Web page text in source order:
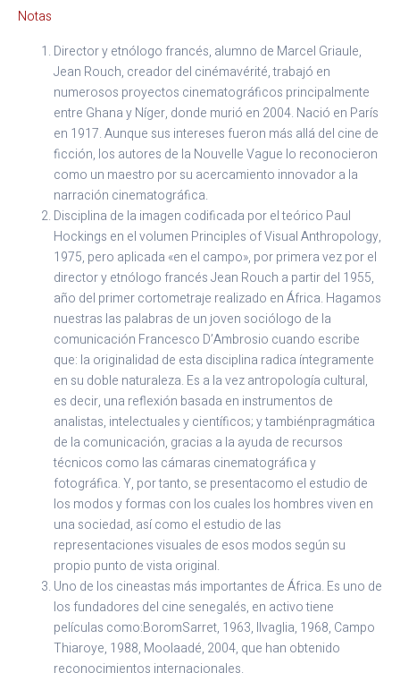
Notas
Director y etnólogo francés, alumno de Marcel Griaule,
Jean Rouch, creador del cinémavérité, trabajó en
numerosos proyectos cinematográficos principalmente
entre Ghana y Níger, donde murió en 2004. Nació en París
en 1917. Aunque sus intereses fueron más allá del cine de
ficción, los autores de la Nouvelle Vague lo reconocieron
como un maestro por su acercamiento innovador a la
narración cinematográfica.
Disciplina de la imagen codificada por el teórico Paul
Hockings en el volumen Principles of Visual Anthropology,
1975, pero aplicada «en el campo», por primera vez por el
director y etnólogo francés Jean Rouch a partir del 1955,
año del primer cortometraje realizado en África. Hagamos
nuestras las palabras de un joven sociólogo de la
comunicación Francesco D’Ambrosio cuando escribe
que: la originalidad de esta disciplina radica íntegramente
en su doble naturaleza. Es a la vez antropología cultural,
es decir, una reflexión basada en instrumentos de
analistas, intelectuales y científicos; y tambiénpragmática
de la comunicación, gracias a la ayuda de recursos
técnicos como las cámaras cinematográfica y
fotográfica. Y, por tanto, se presentacomo el estudio de
los modos y formas con los cuales los hombres viven en
una sociedad, así como el estudio de las
representaciones visuales de esos modos según su
propio punto de vista original.
Uno de los cineastas más importantes de África. Es uno de
los fundadores del cine senegalés, en activo tiene
películas como:BoromSarret, 1963, Ilvaglia, 1968, Campo
Thiaroye, 1988, Moolaadé, 2004, que han obtenido
reconocimientos internacionales.